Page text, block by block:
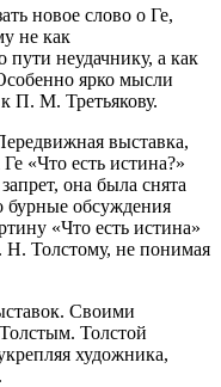
новое слово о Ге,
не как
пути неудачнику, а как
ярко мысли
П. М. Третьякову.
выставка,
«Что есть истина?»
она была снята
бурные обсуждения
«Что есть истина»
Н. Толстому, не понимая
Своими
Толстой
художника,